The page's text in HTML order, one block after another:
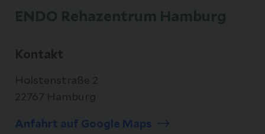
ENDO Rehazentrum Hamburg
Kontakt
Holstenstraße 2
22767 Hamburg
Anfahrt auf Google Maps